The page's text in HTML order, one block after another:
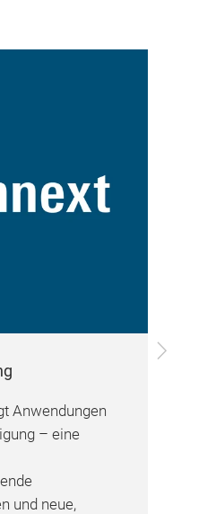
Vor
Anwendungen
– eine
und neue,